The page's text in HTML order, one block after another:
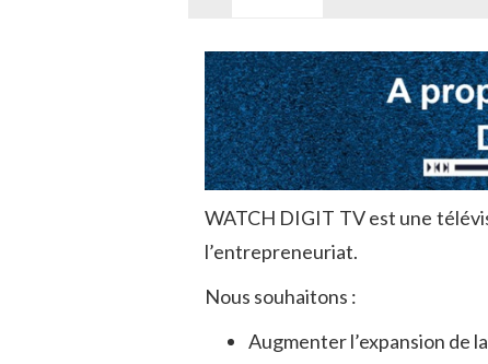
WATCH DIGIT TV est une
l’entrepreneuriat.
Nous souhaitons :
Augmenter l’expansion de